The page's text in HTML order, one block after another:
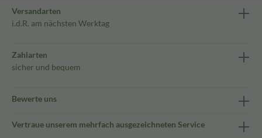
Versandarten
i.d.R. am nächsten Werktag
Zahlarten
sicher und bequem
Bewerte uns
Vertraue unserem mehrfach ausgezeichneten Service